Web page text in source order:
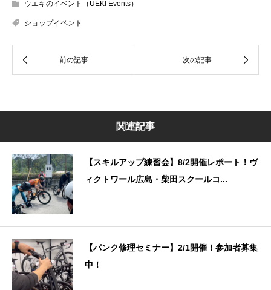
ウエキのイベント（UEKI Events）
ショップイベント
関連記事
【スキルアップ練習会】8/2開催レポート！ヴ
ィクトワール広島・柴田スクールコ...
【パンク修理セミナー】2/1開催！参加者募集
中！